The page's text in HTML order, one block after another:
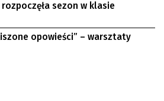
sezon w klasie
opowieści” – warsztaty